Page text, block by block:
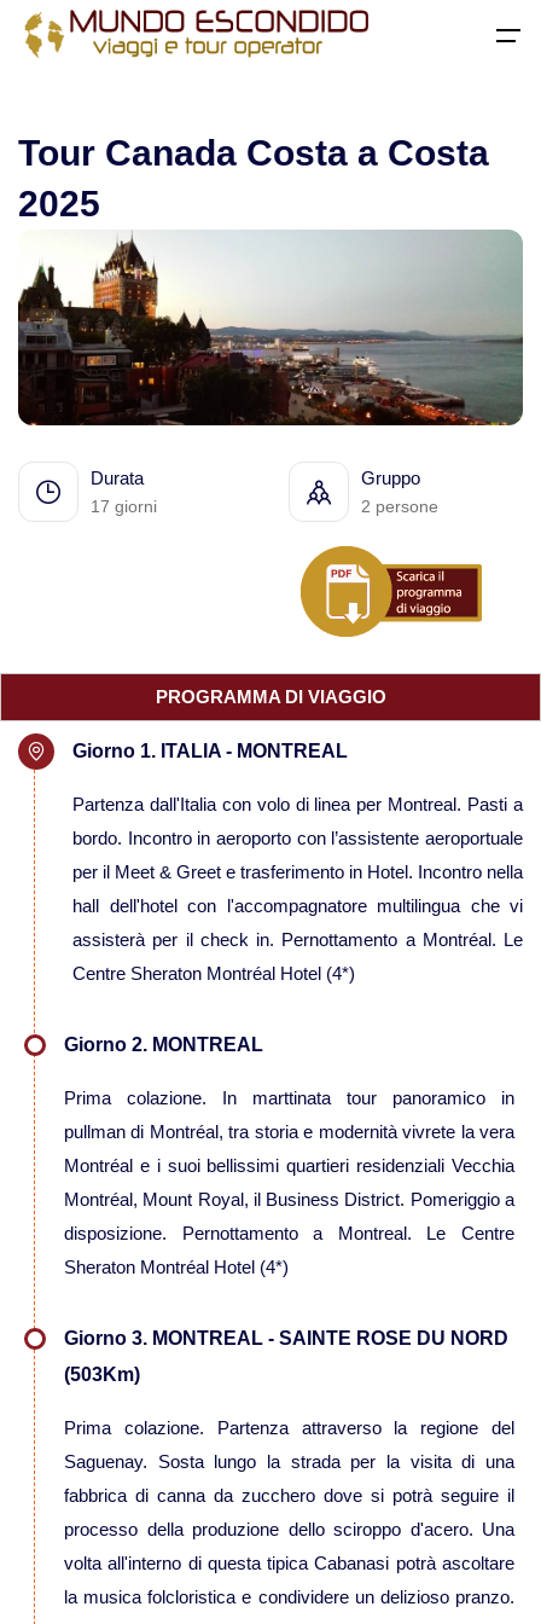
All filters
Menu
Home
Destinazioni
Africa
Viaggi in Algeria
Viaggi in Egitto
Viaggi in Mauritania
Viaggi in Mozambico e Kruger
Viaggi in Senegal
Viaggi in Zanzibar
Viaggi in Botswana
Viaggi in Kenya
Viaggi in Madagascar
Viaggi in Namibia
Viaggi in Sudafrica
Viaggi in Tanzania
Asia
Viaggi in Filippine
Viaggi in Indonesia
Viaggi in Kazakistan
Viaggi di gruppo
Viaggi su misura
Viaggi avventura nuove tendenze
Viaggi safari
Home Canada> Tour Canada Costa a Costa 2025
Tour Canada Costa a Costa
2025
Durata
17 giorni
Gruppo
2 persone
PROGRAMMA DI VIAGGIO
Giorno 1. ITALIA - MONTREAL
Partenza dall'Italia con volo di linea per Montreal. Pasti a
bordo. Incontro in aeroporto con l’assistente aeroportuale
per il Meet & Greet e trasferimento in Hotel. Incontro nella
hall dell'hotel con l'accompagnatore multilingua che vi
assisterà per il check in. Pernottamento a Montréal. Le
Centre Sheraton Montréal Hotel (4*)
Giorno 2. MONTREAL
Prima colazione. In marttinata tour panoramico in
pullman di Montréal, tra storia e modernità vivrete la vera
Montréal e i suoi bellissimi quartieri residenziali Vecchia
Montréal, Mount Royal, il Business District. Pomeriggio a
disposizione. Pernottamento a Montreal. Le Centre
Sheraton Montréal Hotel (4*)
Giorno 3. MONTREAL - SAINTE ROSE DU NORD
(503Km)
Prima colazione. Partenza attraverso la regione del
Saguenay. Sosta lungo la strada per la visita di una
fabbrica di canna da zucchero dove si potrà seguire il
processo della produzione dello sciroppo d'acero. Una
volta all'interno di questa tipica Cabanasi potrà ascoltare
la musica folcloristica e condividere un delizioso pranzo.